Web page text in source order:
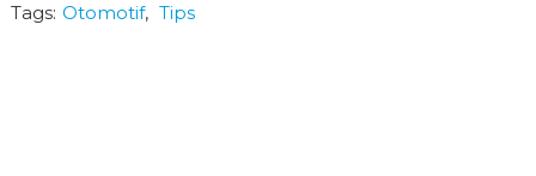
Tags: Otomotif, Tips